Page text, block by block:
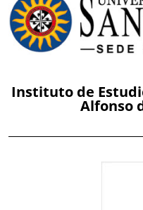
Instituto de
Alfonso